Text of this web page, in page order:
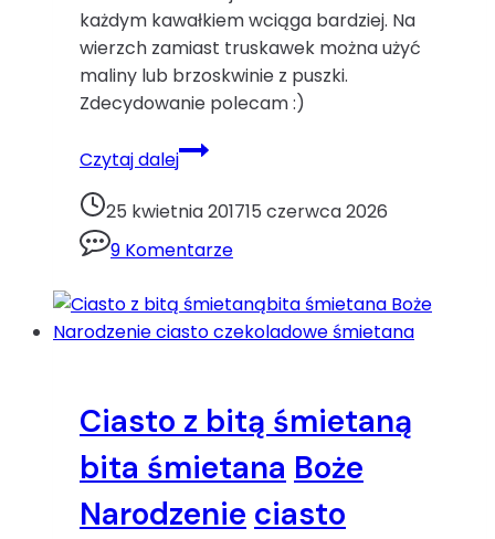
każdym kawałkiem wciąga bardziej. Na
wierzch zamiast truskawek można użyć
maliny lub brzoskwinie z puszki.
Zdecydowanie polecam :)
Czytaj dalejCiasto
czekoladowe
z
ciasto
truskawki
wykorzystanie
25 kwietnia 201715 czerwca 2026
9 Komentarze
Ciasto z bitą śmietaną
bita śmietana Boże
Narodzenie ciasto